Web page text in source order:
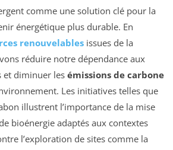
comme une solution clé pour la
énergétique plus durable. En
renouvelables issues de la
réduire notre dépendance aux
et diminuer les émissions de carbone
Les initiatives telles que
illustrent l’importance de la mise
bioénergie adaptés aux contextes
l’exploration de sites comme la